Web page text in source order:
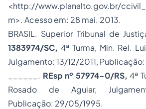
<http://www.planalto.gov.br/
m>. Acesso em: 28 mai. 2013.
BRASIL. Superior Tribunal de
1383974/SC, 4ª Turma, Min. Rel.
Julgamento: 13/12/2011,
______. REsp nº 57974-0/RS, 4ª
Rosado de Aguiar,
Publicação: 29/05/1995.